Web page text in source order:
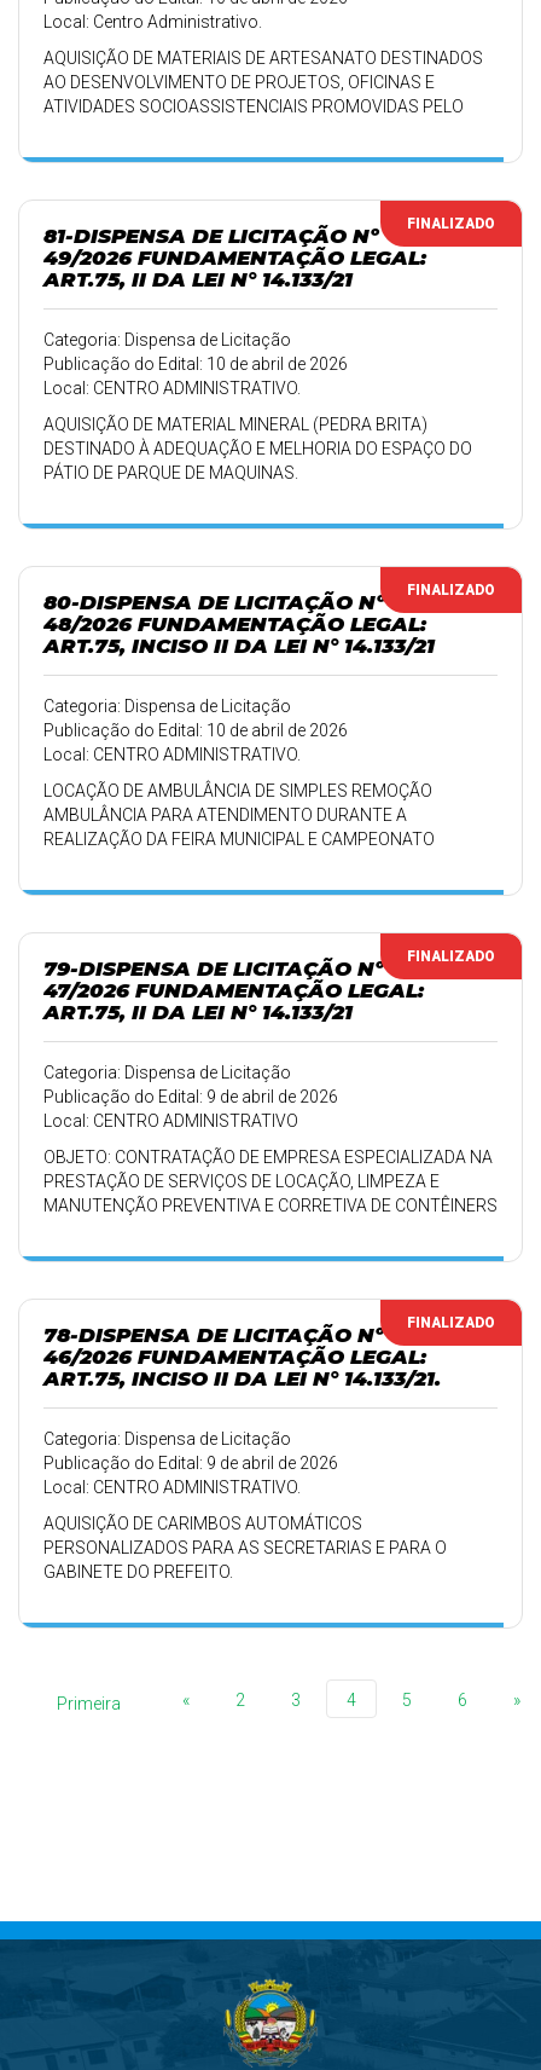
Local: Centro Administrativo.
AQUISIÇÃO DE MATERIAIS DE ARTESANATO DESTINADOS
AO DESENVOLVIMENTO DE PROJETOS, OFICINAS E
ATIVIDADES SOCIOASSISTENCIAIS PROMOVIDAS PELO
FINALIZADO
81-DISPENSA DE LICITAÇÃO Nº
49/2026 FUNDAMENTAÇÃO LEGAL:
ART.75, II DA LEI N° 14.133/21
Categoria: Dispensa de Licitação
Publicação do Edital: 10 de abril de 2026
Local: CENTRO ADMINISTRATIVO.
AQUISIÇÃO DE MATERIAL MINERAL (PEDRA BRITA)
DESTINADO À ADEQUAÇÃO E MELHORIA DO ESPAÇO DO
PÁTIO DE PARQUE DE MAQUINAS.
FINALIZADO
80-DISPENSA DE LICITAÇÃO Nº
48/2026 FUNDAMENTAÇÃO LEGAL:
ART.75, INCISO II DA LEI N° 14.133/21
Categoria: Dispensa de Licitação
Publicação do Edital: 10 de abril de 2026
Local: CENTRO ADMINISTRATIVO.
LOCAÇÃO DE AMBULÂNCIA DE SIMPLES REMOÇÃO
AMBULÂNCIA PARA ATENDIMENTO DURANTE A
REALIZAÇÃO DA FEIRA MUNICIPAL E CAMPEONATO
DE ABRIL.
FINALIZADO
79-DISPENSA DE LICITAÇÃO Nº
47/2026 FUNDAMENTAÇÃO LEGAL:
ART.75, II DA LEI N° 14.133/21
Categoria: Dispensa de Licitação
Publicação do Edital: 9 de abril de 2026
Local: CENTRO ADMINISTRATIVO
OBJETO: CONTRATAÇÃO DE EMPRESA ESPECIALIZADA NA
PRESTAÇÃO DE SERVIÇOS DE LOCAÇÃO, LIMPEZA E
MANUTENÇÃO PREVENTIVA E CORRETIVA DE CONTÊINERS
FINALIZADO
78-DISPENSA DE LICITAÇÃO Nº
46/2026 FUNDAMENTAÇÃO LEGAL:
ART.75, INCISO II DA LEI N° 14.133/21.
Categoria: Dispensa de Licitação
Publicação do Edital: 9 de abril de 2026
Local: CENTRO ADMINISTRATIVO.
AQUISIÇÃO DE CARIMBOS AUTOMÁTICOS
PERSONALIZADOS PARA AS SECRETARIAS E PARA O
GABINETE DO PREFEITO.
Primeira « 2 3 4 5 6 »